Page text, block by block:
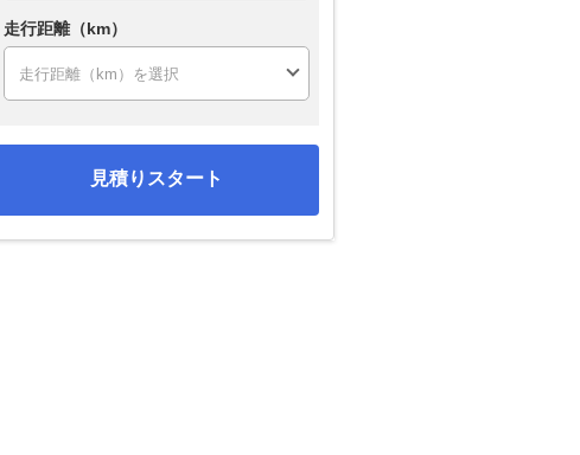
走行距離（km）
見積りスタート